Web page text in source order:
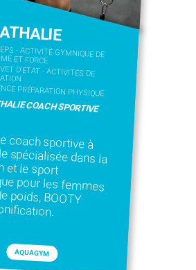
- ACTIVITÉ GYMNIQUE DE
ET FORCE
D'ETAT - ACTIVITÉS DE
PRÉPARATION PHYSIQUE
COACH SPORTIVE
coach sportive à
spécialisée dans la
et le sport
pour les femmes
poids, BOOTY
AQUAGYM